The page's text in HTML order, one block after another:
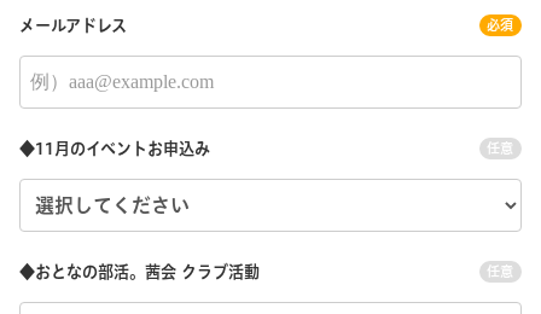
メールアドレス 必須
◆11月のイベントお申込み 任意
◆おとなの部活。茜会 クラブ活動 任意